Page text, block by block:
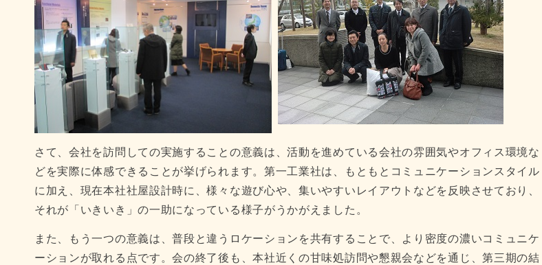
さて、会社を訪問しての実施することの意義は、活動を進めている会社の雰囲気やオフィス環境な
どを実際に体感できることが挙げられます。第一工業社は、もともとコミュニケーションスタイル
に加え、現在本社社屋設計時に、様々な遊び心や、集いやすいレイアウトなどを反映させており、
それが「いきいき」の一助になっている様子がうかがえました。
また、もう一つの意義は、普段と違うロケーションを共有することで、より密度の濃いコミュニケ
ーションが取れる点です。会の終了後も、本社近くの甘味処訪問や懇親会などを通じ、第三期の結